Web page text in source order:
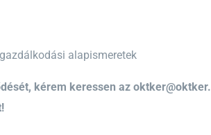
alapismeretek
kérem keressen az